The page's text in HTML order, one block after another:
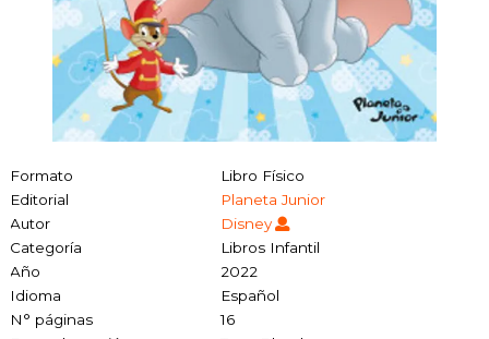
Formato
Libro Físico
Editorial
Planeta Junior
Autor
Disney
Categoría
Libros Infantil
Año
2022
Idioma
Español
N° páginas
16